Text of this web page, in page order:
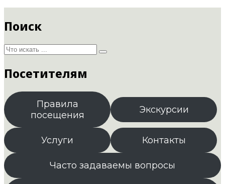
Поиск
Посетителям
Правила
посещения
Экскурсии
Услуги Контакты
Часто задаваемы вопросы